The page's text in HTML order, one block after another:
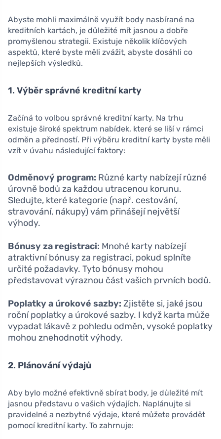
Abyste mohli maximálně využít body nasbírané na
kreditních kartách, je důležité mít jasnou a dobře
promyšlenou strategii. Existuje několik klíčových
aspektů, které byste měli zvážit, abyste dosáhli co
nejlepších výsledků.
1. Výběr správné kreditní karty
Začíná to volbou správné kreditní karty. Na trhu
existuje široké spektrum nabídek, které se liší v rámci
odměn a předností. Při výběru kreditní karty byste měli
vzít v úvahu následující faktory:
Odměnový program: Různé karty nabízejí různé
úrovně bodů za každou utracenou korunu.
Sledujte, které kategorie (např. cestování,
stravování, nákupy) vám přinášejí největší
výhody.
Bónusy za registraci: Mnohé karty nabízejí
atraktivní bónusy za registraci, pokud splníte
určité požadavky. Tyto bónusy mohou
představovat výraznou část vašich prvních bodů.
Poplatky a úrokové sazby: Zjistěte si, jaké jsou
roční poplatky a úrokové sazby. I když karta může
vypadat lákavě z pohledu odměn, vysoké poplatky
mohou znehodnotit výhody.
2. Plánování výdajů
Aby bylo možné efektivně sbírat body, je důležité mít
jasnou představu o vašich výdajích. Naplánujte si
pravidelné a nezbytné výdaje, které můžete provádět
pomocí kreditní karty. To zahrnuje: